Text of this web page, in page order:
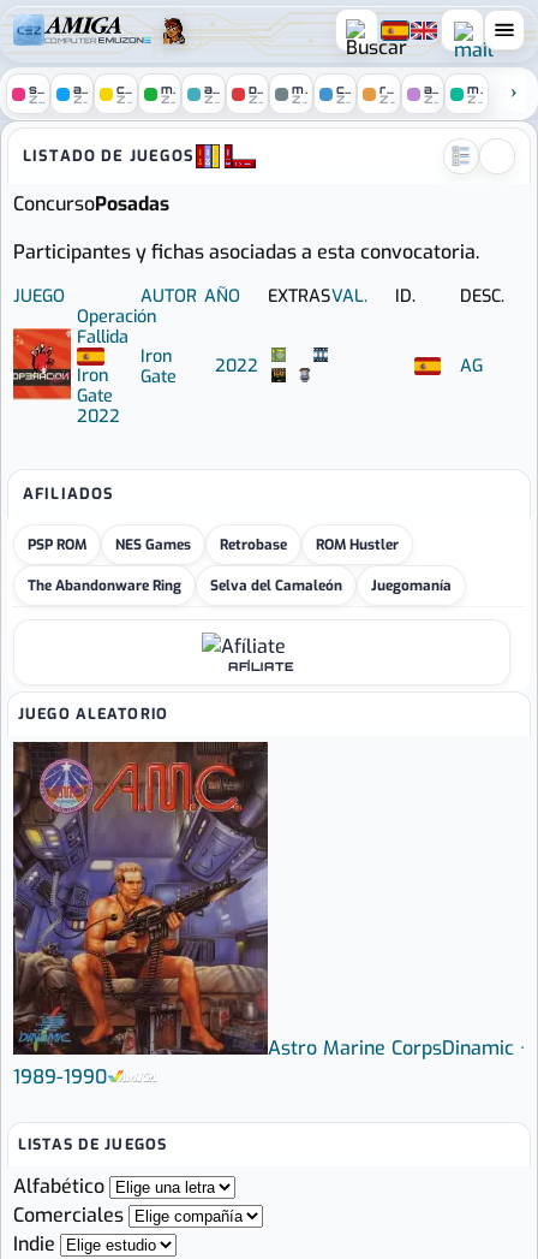
COMPUTER
spectrum amstrad c64 msx atari pc mac console remakes arcade mobile
Amiga zone :: Juegos del
LISTADO DE JUEGOS
ConcursoPosadas
Participantes y fichas asociadas a esta convocatoria.
JUEGO AUTOR AÑO EXTRASVAL. ID.
DESC.
Operación
Fallida
Iron
Gate
2022
Iron
Gate
2022 AG
AFILIADOS
PSP ROM NES Games Retrobase ROM Hustler
The Abandonware Ring Selva del Camaleón Juegomanía
AFÍLIATE
JUEGO ALEATORIO
Astro Marine CorpsDinamic ·
1989-1990
LISTAS DE JUEGOS
Alfabético
Comerciales
Indie